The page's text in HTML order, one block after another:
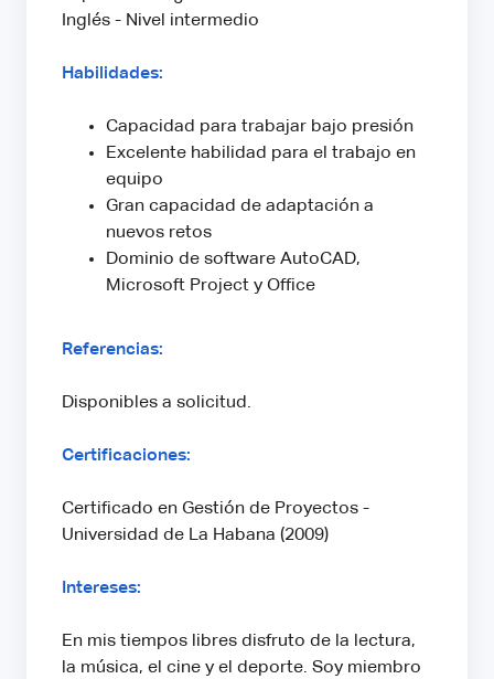
Inglés - Nivel intermedio
Habilidades:
Capacidad para trabajar bajo presión
Excelente habilidad para el trabajo en
equipo
Gran capacidad de adaptación a
nuevos retos
Dominio de software AutoCAD,
Microsoft Project y Office
Referencias:
Disponibles a solicitud.
Certificaciones:
Certificado en Gestión de Proyectos -
Universidad de La Habana (2009)
Intereses:
En mis tiempos libres disfruto de la lectura,
la música, el cine y el deporte. Soy miembro